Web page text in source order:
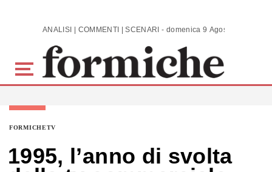
Skip to main content ANALISI | COMMENTI | SCENARI - domenica 9 Agosto 2026
FORMICHETV
1995, l’anno di svolta